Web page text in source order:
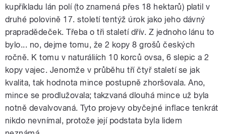
kupříkladu lán polí (to znamená přes 18 hektarů) platil v
druhé polovině 17. století tentýž úrok jako jeho dávný
prapradědeček. Třeba o tři staletí dřív. Z jednoho lánu to
bylo... no, dejme tomu, že 2 kopy 8 grošů českých
ročně. K tomu v naturáliích 10 korců ovsa, 6 slepic a 2
kopy vajec. Jenomže v průběhu tří čtyř staletí se jak
kvalita, tak hodnota mince postupně zhoršovala. Ano,
mince se prodlužovala; takzvaná dlouhá mince už byla
notně devalvovaná. Tyto projevy obyčejné inflace tenkrát
nikdo nevnímal, protože její podstata byla lidem